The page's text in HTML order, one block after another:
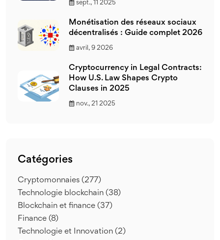
sept., 11 2025
Monétisation des réseaux sociaux
décentralisés : Guide complet 2026
avril, 9 2026
Cryptocurrency in Legal Contracts:
How U.S. Law Shapes Crypto
Clauses in 2025
nov., 21 2025
Catégories
Cryptomonnaies (277)
Technologie blockchain (38)
Blockchain et finance (37)
Finance (8)
Technologie et Innovation (2)